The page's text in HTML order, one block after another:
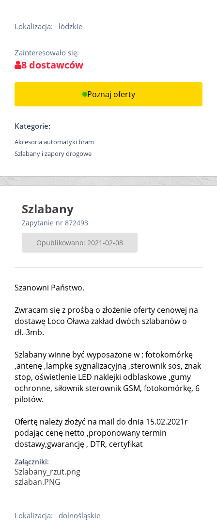
Lokalizacja: łódzkie
Zainteresowało się:
8 dostawców
Poznaj oferty
Kategorie:
Akcesoria automatyki bram
Szlabany i zapory drogowe
Szlabany
Zapytanie nr 872493
Opublikowano: 2021-02-08
Szanowni Państwo,
Zwracam się z prośbą o złożenie oferty cenowej na
dostawę Loco Oława zakład dwóch szlabanów o
dł.-3mb.
Szlabany winne być wyposażone w ; fotokomórkę
,antenę ,lampkę sygnalizacyjną ,sterownik sos, znak
stop, oświetlenie LED naklejki odblaskowe ,gumy
ochronne, siłownik sterownik GSM, fotokomórkę, 6
pilotów.
Ofertę należy złożyć na mail do dnia 15.02.2021r
podając cenę netto ,proponowany termin
dostawy,gwarancję , DTR, certyfikat
Załączniki:
Szlabany_rzut.png
szlaban.PNG
Lokalizacja: dolnośląskie